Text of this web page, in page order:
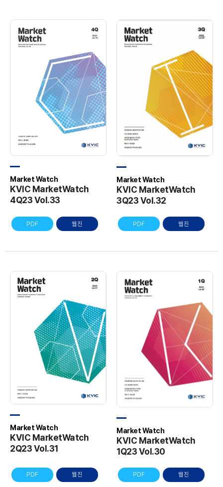
Market Watch
KVIC MarketWatch
4Q23 Vol.33
PDF 웹진
Market Watch
KVIC MarketWatch
3Q23 Vol.32
PDF 웹진
Market Watch
KVIC MarketWatch
2Q23 Vol.31
PDF 웹진
Market Watch
KVIC MarketWatch
1Q23 Vol.30
PDF 웹진